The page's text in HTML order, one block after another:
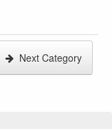
Next Category